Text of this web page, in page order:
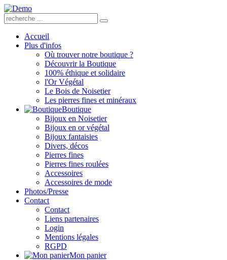
Accueil
Plus d'infos
Où trouver notre boutique ?
Découvrir la Boutique
100% éthique et solidaire
l'Or Végétal
Le Bois de Noisetier
Les pierres fines et minéraux
Boutique
Bijoux en Noisetier
Bijoux en or végétal
Bijoux fantaisies
Divers, décos
Pierres fines
Pierres fines roulées
Accessoires
Accessoires de mode
Photos/Presse
Contact
Contact
Liens partenaires
Login
Mentions légales
RGPD
Mon panier